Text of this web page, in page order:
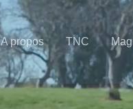
A propos TNC